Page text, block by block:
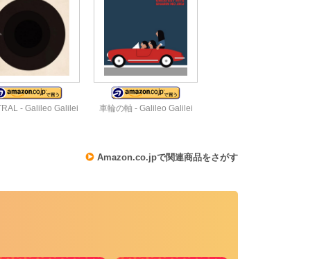
- Galileo Galilei 車輪の軸 - Galileo Galilei
Amazon.co.jpで関連商品をさがす